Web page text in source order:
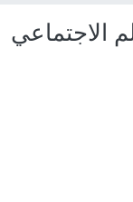
الاجتماعي